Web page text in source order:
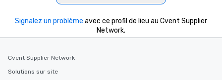
Signalez un problème avec ce profil de lieu au Cvent Supplier
Network.
Cvent Supplier Network
Solutions sur site